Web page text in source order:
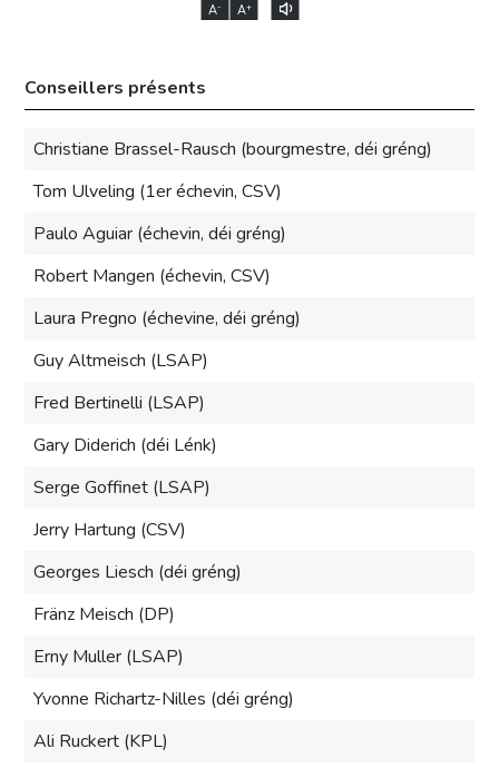
A- A+
Conseillers présents
Christiane Brassel-Rausch (bourgmestre, déi gréng)
Tom Ulveling (1er échevin, CSV)
Paulo Aguiar (échevin, déi gréng)
Robert Mangen (échevin, CSV)
Laura Pregno (échevine, déi gréng)
Guy Altmeisch (LSAP)
Fred Bertinelli (LSAP)
Gary Diderich (déi Lénk)
Serge Goffinet (LSAP)
Jerry Hartung (CSV)
Georges Liesch (déi gréng)
Fränz Meisch (DP)
Erny Muller (LSAP)
Yvonne Richartz-Nilles (déi gréng)
Ali Ruckert (KPL)